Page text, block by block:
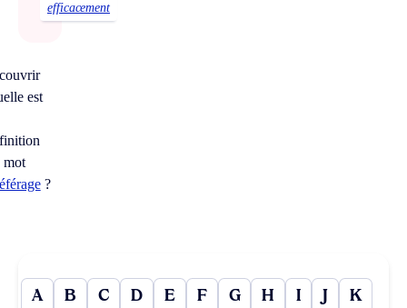
efficacement
est
mot
?
A B C D E F G H I J K